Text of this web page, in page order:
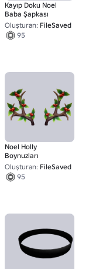
Kayıp Doku Noel
Baba Şapkası
Oluşturan: FileSaved
95
Noel Holly
Boynuzları
Oluşturan: FileSaved
95